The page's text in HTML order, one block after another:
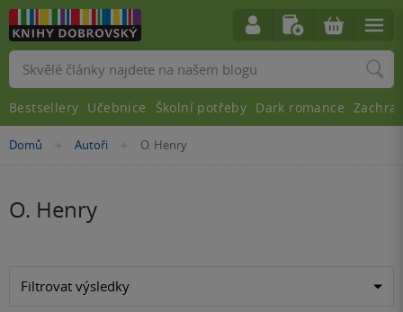
Nacházíte
Domů »Autoři »
O. Henry
O. Henry
Filtrovat výsledky
Vyhledávání
Bestsellery Učebnice Školní potřeby Dark romance